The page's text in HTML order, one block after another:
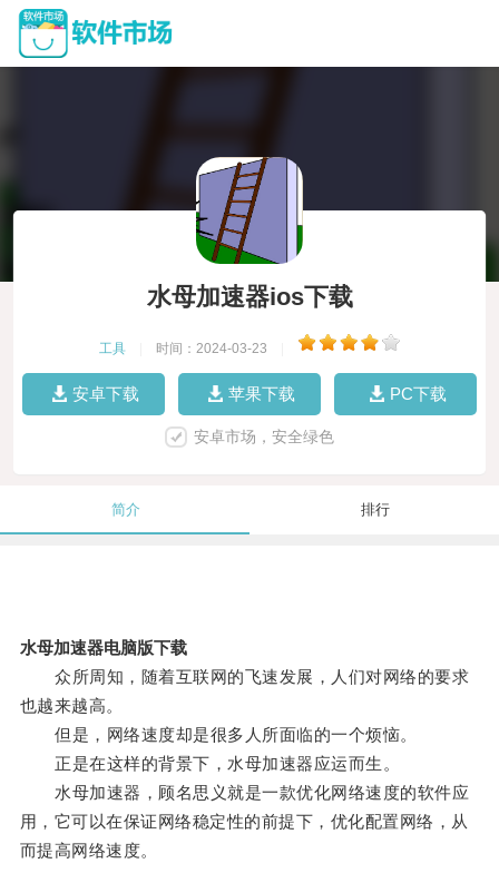
水母加速器ios下载
工具 时间：2024-03-23
安卓下载 苹果下载 PC下载
安卓市场，安全绿色
简介 排行
水母加速器电脑版下载
众所周知，随着互联网的飞速发展，人们对网络的要求
也越来越高。
但是，网络速度却是很多人所面临的一个烦恼。
正是在这样的背景下，水母加速器应运而生。
水母加速器，顾名思义就是一款优化网络速度的软件应
用，它可以在保证网络稳定性的前提下，优化配置网络，从
而提高网络速度。